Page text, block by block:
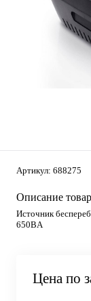
Артикул: 688275
Описание
Источник
650ВA
Цена по